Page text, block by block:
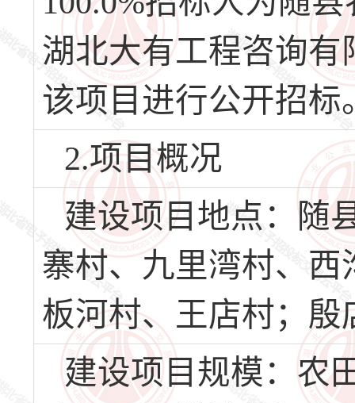
湖北大有工程咨询
该项目进行公开招标
2.项目概况
建设项目地点：随
寨村、九里湾村、
板河村、王店村；
建设项目规模：农